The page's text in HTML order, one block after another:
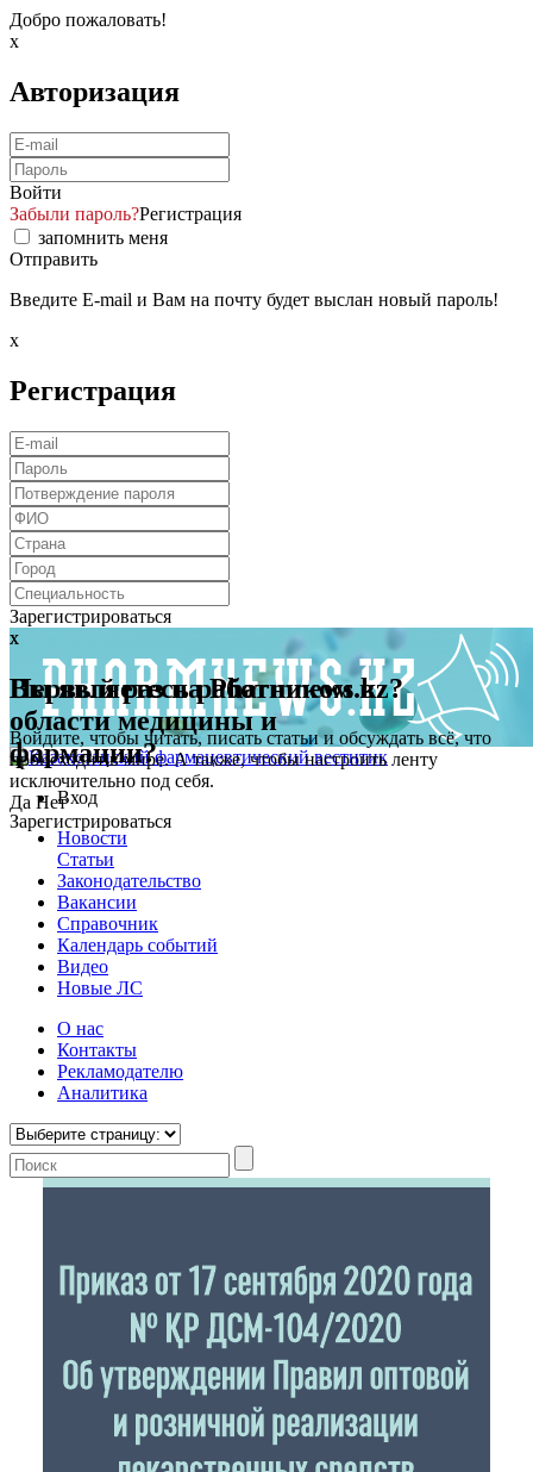
Добро пожаловать!
x
Авторизация
Войти
Забыли пароль?Регистрация
запомнить меня
Отправить
Введите E-mail и Вам на почту будет выслан новый пароль!
x
Регистрация
Зарегистрироваться
x
Первый раз на Pharmnews.kz?
Войдите, чтобы читать, писать статьи и обсуждать всё, что
происходит в мире. А также, чтобы настроить ленту
исключительно под себя.
Зарегистрироваться
x
Вы являетесь работником в
области медицины и
фармации?
Да НетВход
Новости
Статьи
Законодательство
Вакансии
Справочник
Календарь событий
Видео
Новые ЛС
О нас
Контакты
Рекламодателю
Аналитика